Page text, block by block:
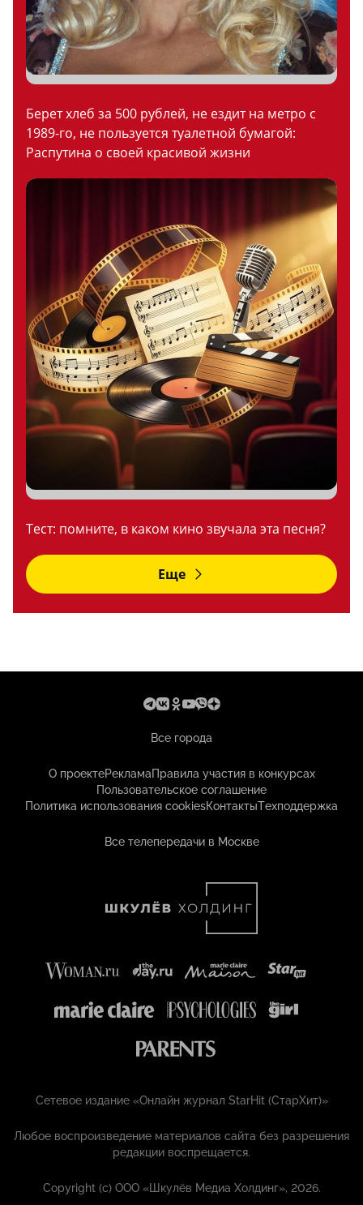
Берет хлеб за 500 рублей, не ездит на метро с
1989-го, не пользуется туалетной бумагой:
Распутина о своей красивой жизни
Тест: помните, в каком кино звучала эта песня?
Еще
Все города
О проектеРекламаПравила участия в конкурсах
Пользовательское соглашение
Политика использования cookiesКонтактыТехподдержка
Все телепередачи в Москве
Сетевое издание «Онлайн журнал StarHit (СтарХит)»
Любое воспроизведение материалов сайта без разрешения
редакции воспрещается.
Copyright (с) ООО «Шкулёв Медиа Холдинг», 2026.